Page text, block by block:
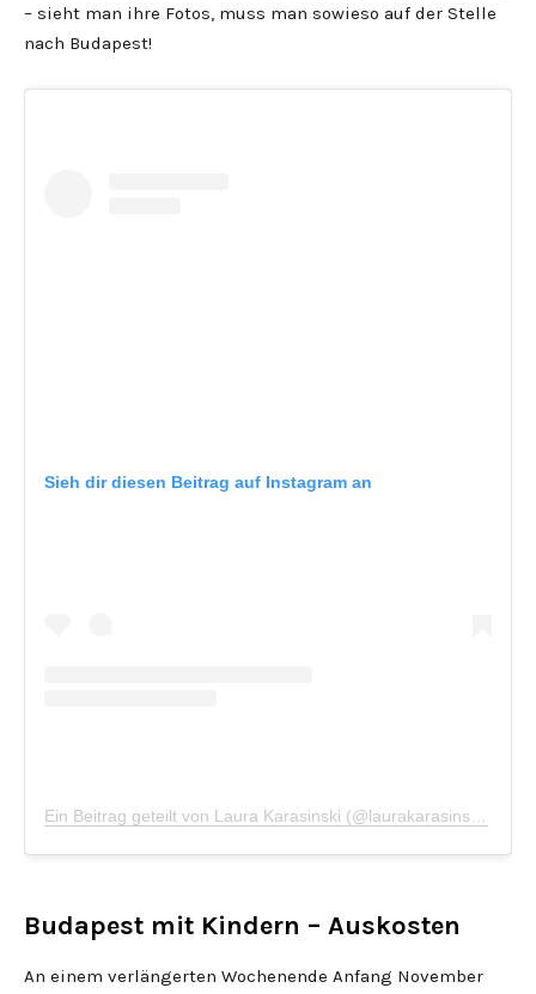
– sieht man ihre Fotos, muss man sowieso auf der Stelle
nach Budapest!
Sieh dir diesen Beitrag auf Instagram an
Budapest mit Kindern – Auskosten
An einem verlängerten Wochenende Anfang November